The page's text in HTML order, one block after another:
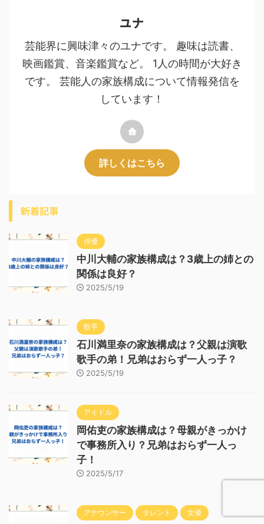
ユナ
芸能界に興味津々のユナです。 趣味は読書、
映画鑑賞、音楽鑑賞など。 1人の時間が大好き
です。 芸能人の家族構成について情報発信を
しています！
詳しくはこちら
新着記事
俳優
中川大輔の家族構成は？3歳上の姉との
関係は良好？
2025/5/19
歌手
石川満里奈の家族構成は？父親は演歌
歌手の弟！兄弟はおらず一人っ子？
2025/5/19
アイドル
岡佑吏の家族構成は？母親がきっかけ
で事務所入り？兄弟はおらず一人っ
子！
2025/5/17
アナウンサー タレント 女優